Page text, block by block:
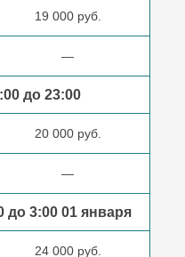
19 000 руб.
—
до 23:00
20 000 руб.
—
до 3:0001 января
24 000 руб.